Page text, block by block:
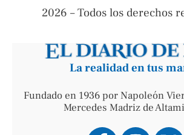
2026 – Todos los derechos
La realidad en tus
Fundado en 1936 por Napoleón
Mercedes Madriz de